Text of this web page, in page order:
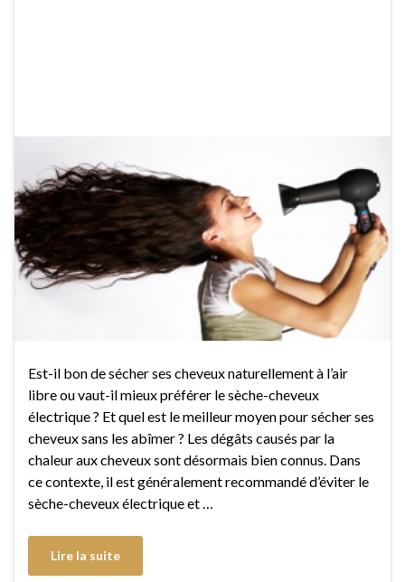
Est-il bon de sécher ses cheveux naturellement à l’air
libre ou vaut-il mieux préférer le sèche-cheveux
électrique ? Et quel est le meilleur moyen pour sécher ses
cheveux sans les abîmer ? Les dégâts causés par la
chaleur aux cheveux sont désormais bien connus. Dans
ce contexte, il est généralement recommandé d’éviter le
sèche-cheveux électrique et …
Lire la suite